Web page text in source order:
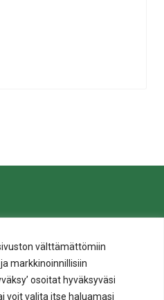
välttämättömiin
markkinoinnillisiin
osoitat hyväksyväsi
voit valita itse haluamasi